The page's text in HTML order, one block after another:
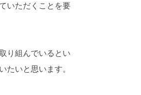
いただくことを要
り組んでいるとい
いと思います。